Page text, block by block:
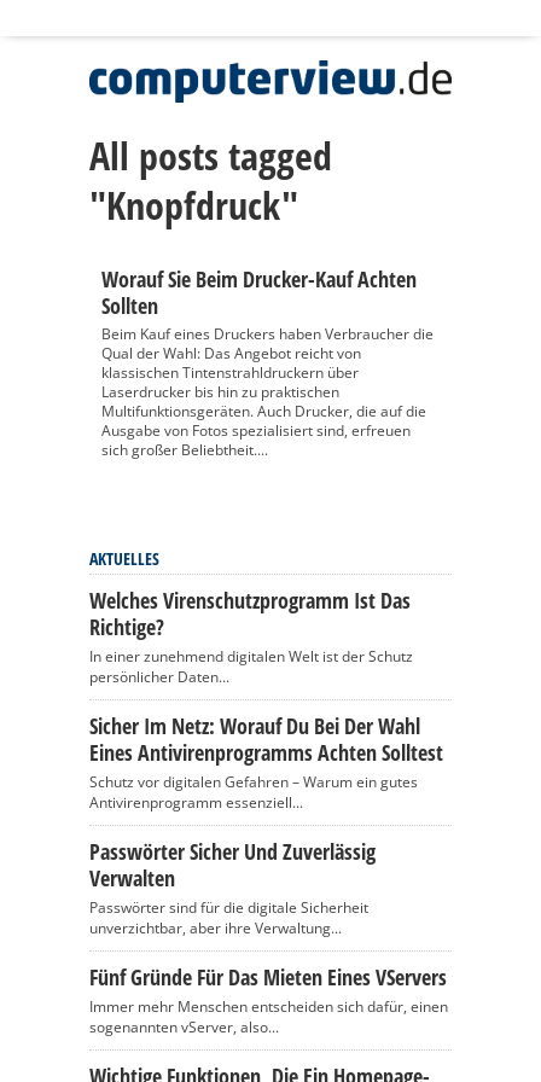
All posts tagged
"Knopfdruck"
Worauf Sie Beim Drucker-Kauf Achten
Sollten
Beim Kauf eines Druckers haben Verbraucher die
Qual der Wahl: Das Angebot reicht von
klassischen Tintenstrahldruckern über
Laserdrucker bis hin zu praktischen
Multifunktionsgeräten. Auch Drucker, die auf die
Ausgabe von Fotos spezialisiert sind, erfreuen
sich großer Beliebtheit....
AKTUELLES
Welches Virenschutzprogramm Ist Das
Richtige?
In einer zunehmend digitalen Welt ist der Schutz
persönlicher Daten...
Sicher Im Netz: Worauf Du Bei Der Wahl
Eines Antivirenprogramms Achten Solltest
Schutz vor digitalen Gefahren – Warum ein gutes
Antivirenprogramm essenziell...
Passwörter Sicher Und Zuverlässig
Verwalten
Passwörter sind für die digitale Sicherheit
unverzichtbar, aber ihre Verwaltung...
Fünf Gründe Für Das Mieten Eines VServers
Immer mehr Menschen entscheiden sich dafür, einen
sogenannten vServer, also...